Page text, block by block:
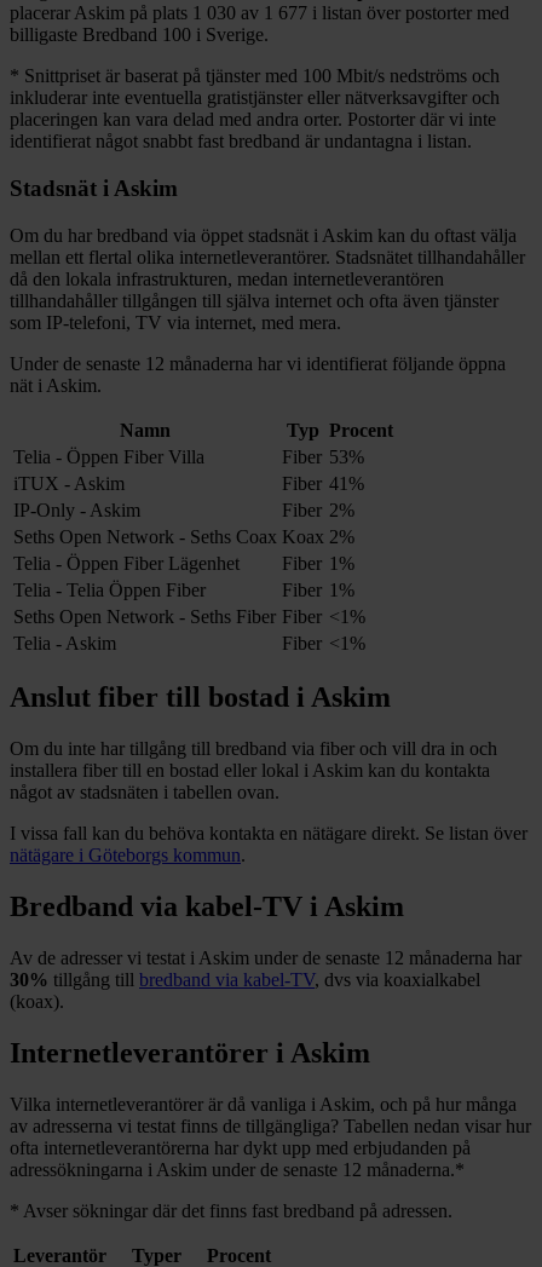
placerar Askim på plats 1 030 av 1 677 i listan över postorter med
billigaste Bredband 100 i Sverige.
* Snittpriset är baserat på tjänster med 100 Mbit/s nedströms och
inkluderar inte eventuella gratistjänster eller nätverksavgifter och
placeringen kan vara delad med andra orter. Postorter där vi inte
identifierat något snabbt fast bredband är undantagna i listan.
Stadsnät i Askim
Om du har bredband via öppet stadsnät i Askim kan du oftast välja
mellan ett flertal olika internetleverantörer. Stadsnätet tillhandahåller
då den lokala infrastrukturen, medan internetleverantören
tillhandahåller tillgången till själva internet och ofta även tjänster
som IP-telefoni, TV via internet, med mera.
Under de senaste 12 månaderna har vi identifierat följande öppna
nät i Askim.
Namn Typ Procent
Telia - Öppen Fiber Villa
Fiber 53%
iTUX - Askim
Fiber 41%
IP-Only - Askim
Fiber 2%
Seths Open Network - Seths Coax Koax 2%
Telia - Öppen Fiber Lägenhet
Fiber 1%
Telia - Telia Öppen Fiber
Fiber 1%
Seths Open Network - Seths Fiber Fiber <1%
Telia - Askim
Fiber <1%
Anslut fiber till bostad i Askim
Om du inte har tillgång till bredband via fiber och vill dra in och
installera fiber till en bostad eller lokal i Askim kan du kontakta
något av stadsnäten i tabellen ovan.
I vissa fall kan du behöva kontakta en nätägare direkt. Se listan över
nätägare i Göteborgs kommun.
Bredband via kabel-TV i Askim
Av de adresser vi testat i Askim under de senaste 12 månaderna har
30% tillgång till bredband via kabel-TV, dvs via koaxialkabel
(koax).
Internetleverantörer i Askim
Vilka internetleverantörer är då vanliga i Askim, och på hur många
av adresserna vi testat finns de tillgängliga? Tabellen nedan visar hur
ofta internetleverantörerna har dykt upp med erbjudanden på
adressökningarna i Askim under de senaste 12 månaderna.*
* Avser sökningar där det finns fast bredband på adressen.
Leverantör Typer Procent